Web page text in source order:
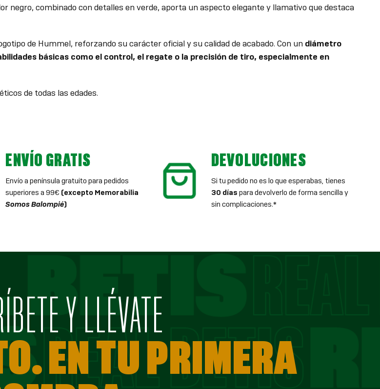
negro, combinado con detalles en verde, aporta un aspecto elegante y llamativo que destaca
de Hummel, reforzando su carácter oficial y su calidad de acabado. Con un diámetro
básicas como el control, el regate o la precisión de tiro, especialmente en
de todas las edades.
ENVÍO GRATIS
Envío a península gratuito para pedidos
superiores a 99€ (excepto Memorabilia
Somos Balompié)
DEVOLUCIONES
Si tu pedido no es lo que esperabas, tienes
30 días para devolverlo de forma sencilla y
sin complicaciones.*
Y LLÉVATE
EN TU PRIMERA